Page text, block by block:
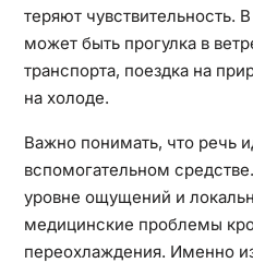
теряют чувствительность.
может быть прогулка в
транспорта, поездка на
на холоде.
Важно понимать, что речь
вспомогательном
уровне ощущений и
медицинские проблемы
переохлаждения. Именно